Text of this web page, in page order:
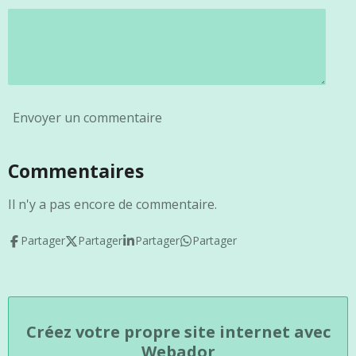
i
i
Envoyer un commentaire
Commentaires
Il n'y a pas encore de commentaire.
Partager Partager Partager Partager
Créez votre propre site internet avec